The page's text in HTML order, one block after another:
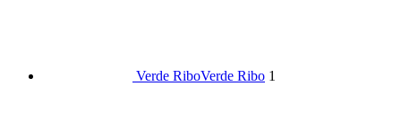
Verde RiboVerde Ribo 1